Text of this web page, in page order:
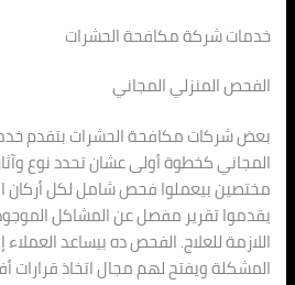
خدمات شركة مكافحة الحشرات
الفحص المنزلي المجاني
بعض شركات مكافحة الحشرات بتقدم
المجاني كخطوة أولى عشان تحدد نوع
مختصين بيعملوا فحص شامل لكل أركان
يقدموا تقرير مفصل عن المشاكل
اللازمة للعلاج. الفحص ده بيساعد
المشكلة ويفتح لهم مجال اتخاذ